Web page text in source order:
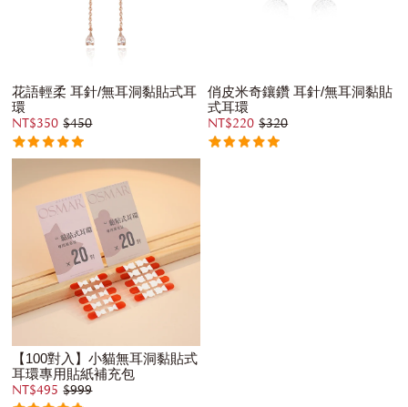
花語輕柔 耳針/無耳洞黏貼式耳
環
NT$350 $450
俏皮米奇鑲鑽 耳針/無耳洞黏貼
式耳環
NT$220 $320
【100對入】小貓無耳洞黏貼式
耳環專用貼紙補充包
NT$495 $999